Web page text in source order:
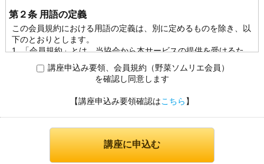
第２条 用語の定義
この会員規約における用語の定義は、別に定めるものを除き、以
下のとおりとします。
1. 「会員規約」とは、当協会から本サービスの提供を受けるた
めの規約をいいます。
2. 「会員」とは、当協会と野菜ソムリエ 会員契約を締結してい
1. 当協会は、この規約を変更する場合は、当協会所定の方法に
より、会員に通知します。
2. 前項の通知後、会員が本サービスを利用した場合は、会員は
当該変更を承諾したものといたします。
講座申込み要領、会員規約（野菜ソムリエ会員）
を確認し同意します
【講座申込み要領確認はこちら 】